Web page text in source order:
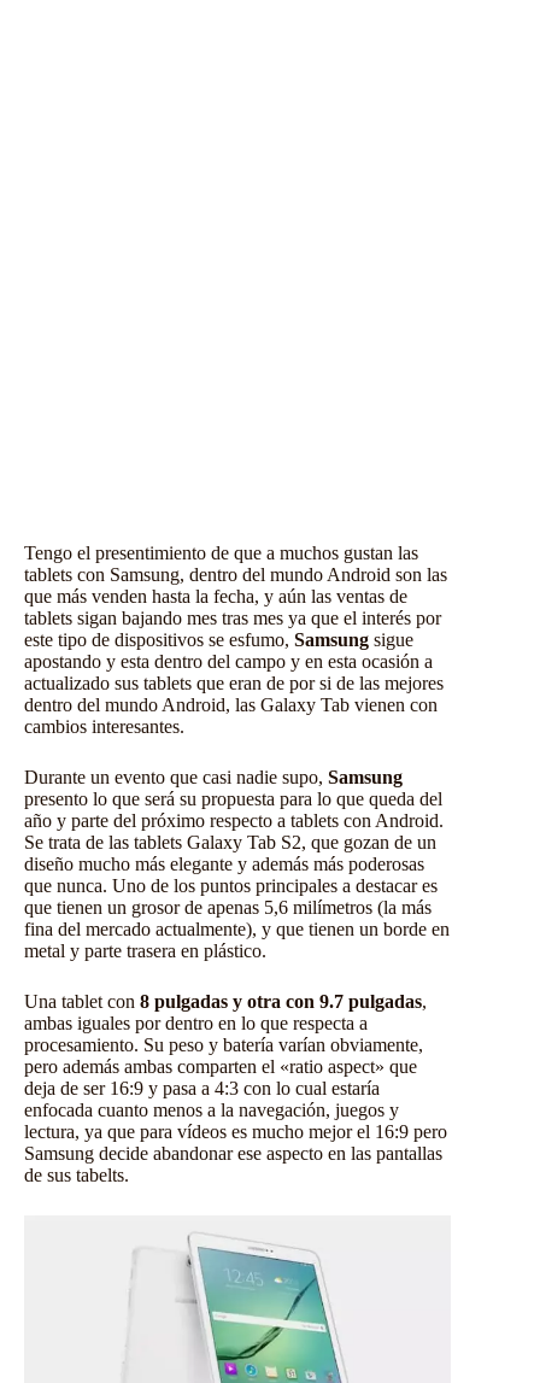
Tengo el presentimiento de que a muchos gustan las
tablets con Samsung, dentro del mundo Android son las
que más venden hasta la fecha, y aún las ventas de
tablets sigan bajando mes tras mes ya que el interés por
este tipo de dispositivos se esfumo, Samsung sigue
apostando y esta dentro del campo y en esta ocasión a
actualizado sus tablets que eran de por si de las mejores
dentro del mundo Android, las Galaxy Tab vienen con
cambios interesantes.
Durante un evento que casi nadie supo, Samsung
presento lo que será su propuesta para lo que queda del
año y parte del próximo respecto a tablets con Android.
Se trata de las tablets Galaxy Tab S2, que gozan de un
diseño mucho más elegante y además más poderosas
que nunca. Uno de los puntos principales a destacar es
que tienen un grosor de apenas 5,6 milímetros (la más
fina del mercado actualmente), y que tienen un borde en
metal y parte trasera en plástico.
Una tablet con 8 pulgadas y otra con 9.7 pulgadas,
ambas iguales por dentro en lo que respecta a
procesamiento. Su peso y batería varían obviamente,
pero además ambas comparten el «ratio aspect» que
deja de ser 16:9 y pasa a 4:3 con lo cual estaría
enfocada cuanto menos a la navegación, juegos y
lectura, ya que para vídeos es mucho mejor el 16:9 pero
Samsung decide abandonar ese aspecto en las pantallas
de sus tabelts.